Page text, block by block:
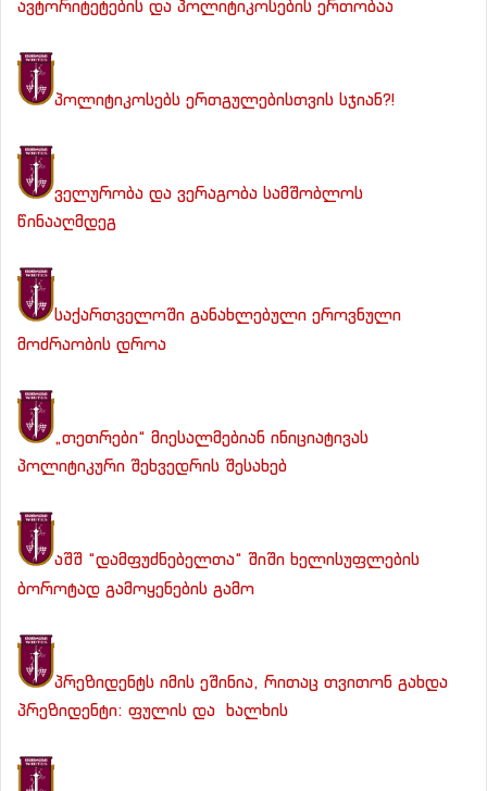
ავტორიტეტების და პოლიტიკოსების ერთობაა
პოლიტიკოსებს ერთგულებისთვის სჯიან?!
ველურობა და ვერაგობა სამშობლოს
წინააღმდეგ
საქართველოში განახლებული ეროვნული
მოძრაობის დროა
„თეთრები“ მიესალმებიან ინიციატივას
პოლიტიკური შეხვედრის შესახებ
აშშ “დამფუძნებელთა“ შიში ხელისუფლების
ბოროტად გამოყენების გამო
პრეზიდენტს იმის ეშინია, რითაც თვითონ გახდა
პრეზიდენტი: ფულის და ხალხის